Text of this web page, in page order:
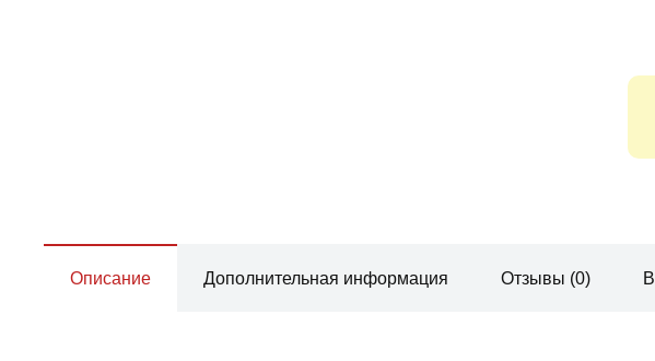
Описание Дополнительная информация Отзывы (0)